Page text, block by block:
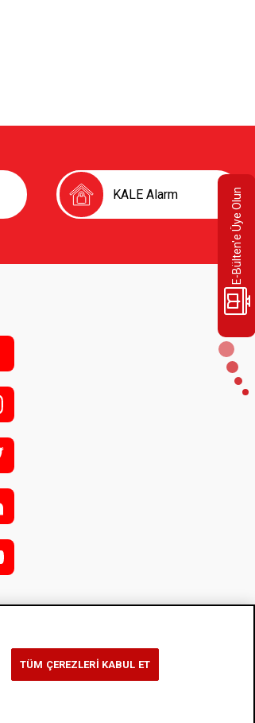
E-Bülten'e Üye Olun
KALE Alarm
TÜM ÇEREZLERİ KABUL ET